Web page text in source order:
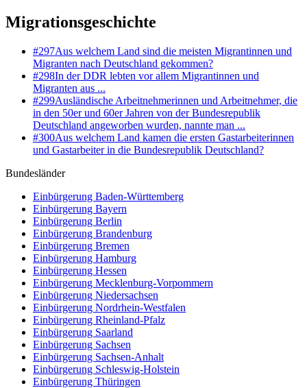
Migrationsgeschichte
#297Aus welchem Land sind die meisten Migrantinnen und
Migranten nach Deutschland gekommen?
#298In der DDR lebten vor allem Migrantinnen und
Migranten aus ...
#299Ausländische Arbeitnehmerinnen und Arbeitnehmer, die
in den 50er und 60er Jahren von der Bundesrepublik
Deutschland angeworben wurden, nannte man ...
#300Aus welchem Land kamen die ersten Gastarbeiterinnen
und Gastarbeiter in die Bundesrepublik Deutschland?
Bundesländer
Einbürgerung Baden-Württemberg
Einbürgerung Bayern
Einbürgerung Berlin
Einbürgerung Brandenburg
Einbürgerung Bremen
Einbürgerung Hamburg
Einbürgerung Hessen
Einbürgerung Mecklenburg-Vorpommern
Einbürgerung Niedersachsen
Einbürgerung Nordrhein-Westfalen
Einbürgerung Rheinland-Pfalz
Einbürgerung Saarland
Einbürgerung Sachsen
Einbürgerung Sachsen-Anhalt
Einbürgerung Schleswig-Holstein
Einbürgerung Thüringen